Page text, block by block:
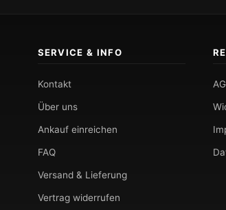
SERVICE & INFO
Kontakt
Über uns
Ankauf einreichen
FAQ
Versand & Lieferung
Vertrag widerrufen